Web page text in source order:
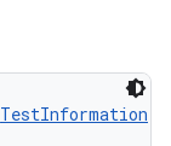
TestInformation